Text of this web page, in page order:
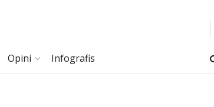
Opini Infografis